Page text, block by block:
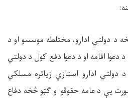
د دولتي ادارو، مختلطه موسسو او د
اقامه او د دعوا دفع کول د دولتي
دولتي ادارو استازي زیاتره مسلکي
یې د عامه حقوقو او ګټو څخه دفاع